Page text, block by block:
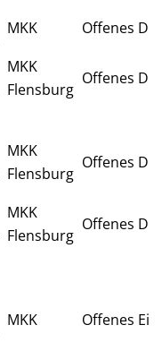
MKK
Offenes
MKK
Flensburg
Offenes
MKK
Flensburg
Offenes
MKK
Flensburg
Offenes
MKK
Offenes